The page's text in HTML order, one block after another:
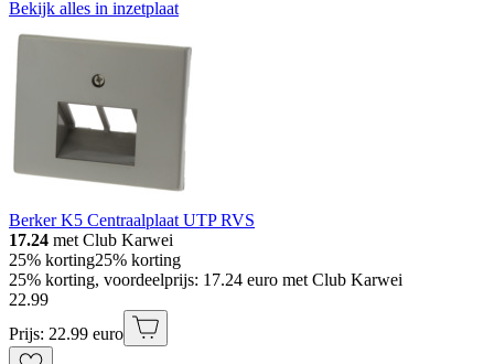
Bekijk alles in inzetplaat
Berker K5 Centraalplaat UTP RVS
17.24 met Club Karwei
25% korting25% korting
25% korting, voordeelprijs: 17.24 euro met Club Karwei
22.99
Prijs: 22.99 euro